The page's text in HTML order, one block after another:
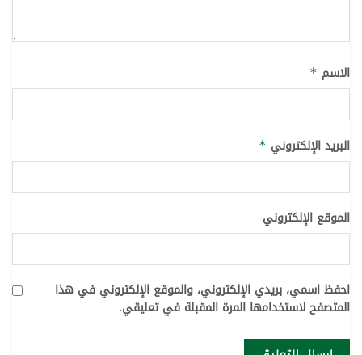
الاسم *
البريد الإلكتروني *
الموقع الإلكتروني
احفظ اسمي، بريدي الإلكتروني، والموقع الإلكتروني في هذا
المتصفح لاستخدامها المرة المقبلة في تعليقي.